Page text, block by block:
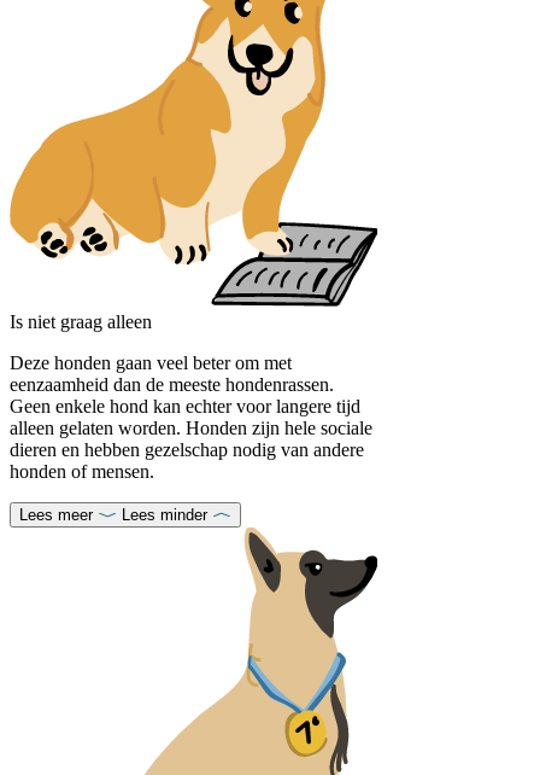
Is niet graag alleen
Deze honden gaan veel beter om met
eenzaamheid dan de meeste hondenrassen.
Geen enkele hond kan echter voor langere tijd
alleen gelaten worden. Honden zijn hele sociale
dieren en hebben gezelschap nodig van andere
honden of mensen.
Lees meer Lees minder